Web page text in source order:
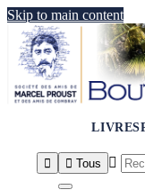
Skip to main content
LIVRES

 Tous 